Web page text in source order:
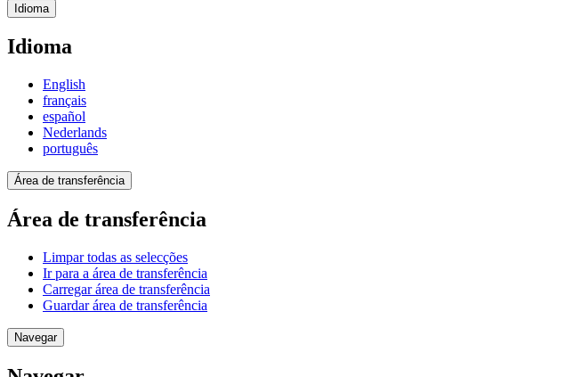
Idioma
Idioma
English
français
español
Nederlands
português
Área de transferência
Área de transferência
Limpar todas as selecções
Ir para a área de transferência
Carregar área de transferência
Guardar área de transferência
Navegar